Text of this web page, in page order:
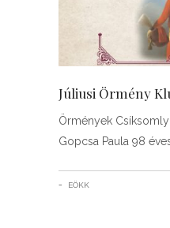
Júliusi Örmény
Örmények
Gopcsa Paula 98
EÖKK